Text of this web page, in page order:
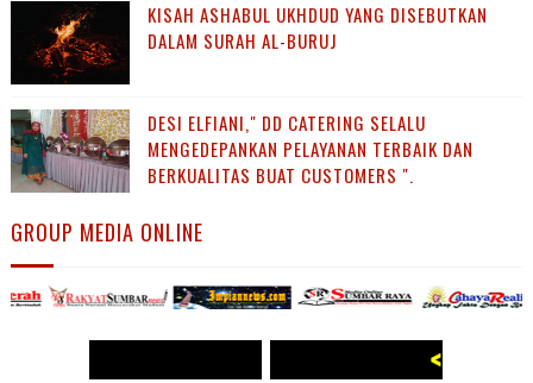
KISAH ASHABUL UKHDUD YANG DISEBUTKAN
DALAM SURAH AL-BURUJ
DESI ELFIANI," DD CATERING SELALU
MENGEDEPANKAN PELAYANAN TERBAIK DAN
BERKUALITAS BUAT CUSTOMERS ".
GROUP MEDIA ONLINE
WWW.PANJI POST.COM >>